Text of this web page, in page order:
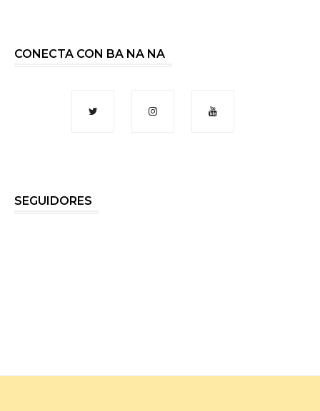
CONECTA CON BA NA NA
SEGUIDORES